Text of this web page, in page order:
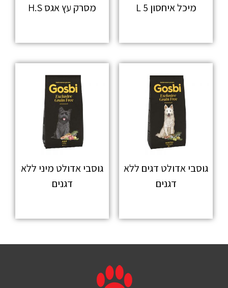
מיכל איחסון 5 L מסרק עץ אגס H.S
גוסבי אדולט דגים ללא
דגנים
גוסבי אדולט מיני ללא
דגנים